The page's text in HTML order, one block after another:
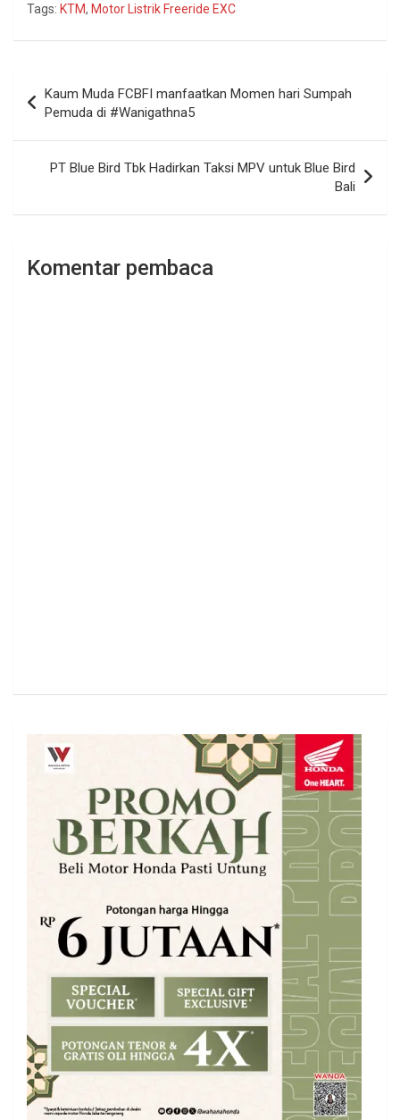
Tags: KTM, Motor Listrik Freeride EXC
pos
Kaum Muda FCBFI manfaatkan Momen hari Sumpah
Pemuda di #Wanigathna5
PT Blue Bird Tbk Hadirkan Taksi MPV untuk Blue Bird
Bali
Komentar pembaca